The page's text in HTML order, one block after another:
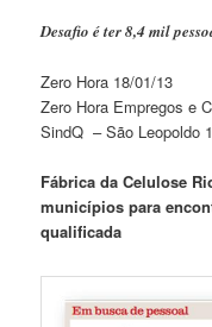
Desafio é ter 8,4 mil
Zero Hora 18/01/13
Zero Hora Empregos e
SindQ – São Leopoldo
Fábrica da Celulose
municípios para
qualificada